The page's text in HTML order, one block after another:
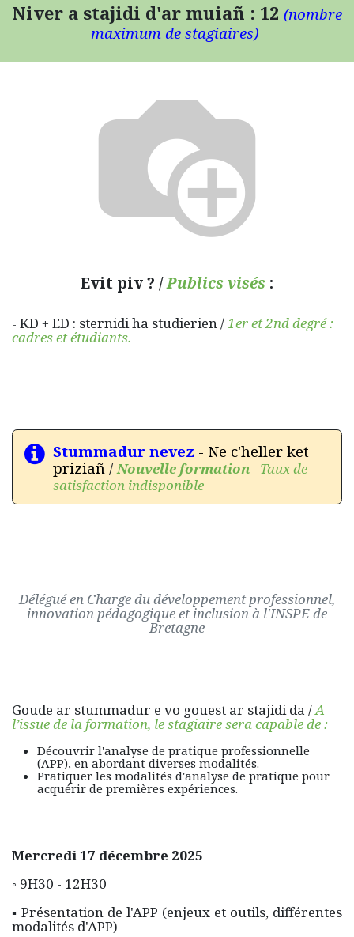
Niver a stajidi d'ar muiañ : 12 (nombre
maximum de stagiaires)
Evit piv ? /Publics visés :
- KD + ED : sternidi ha studierien /1er et 2nd degré :
cadres et étudiants.
Stummadur nevez - Ne c'heller ket
priziañ / Nouvelle formation- Taux de
satisfaction indisponible
Délégué en Charge du développement professionnel,
innovation pédagogique et inclusion à l'INSPE de
Bretagne
Goude ar stummadur e vo gouest ar stajidi da /A
l’issue de la formation, le stagiaire sera capable de :
Découvrir l'analyse de pratique professionnelle
(APP), en abordant diverses modalités.
Pratiquer les modalités d'analyse de pratique pour
acquérir de premières expériences.
Mercredi 17 décembre 2025
◦ 9H30 - 12H30
▪ Présentation de l'APP (enjeux et outils, différentes
modalités d'APP)